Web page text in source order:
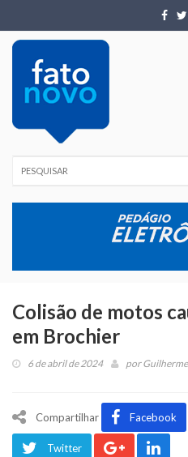
Colisão de motos
em Brochier
6 de abril de 2024 por
Compartilhar Facebook
Twitter